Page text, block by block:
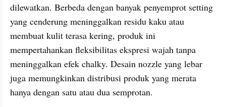
dilewatkan. Berbeda dengan banyak penyemprot setting
yang cenderung meninggalkan residu kaku atau
membuat kulit terasa kering, produk ini
mempertahankan fleksibilitas ekspresi wajah tanpa
meninggalkan efek chalky. Desain nozzle yang lebar
juga memungkinkan distribusi produk yang merata
hanya dengan satu atau dua semprotan.